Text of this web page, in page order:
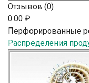
Отзывов (0)
0.00 ₽
Перфорированные
Распределения